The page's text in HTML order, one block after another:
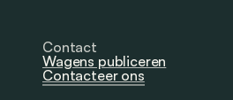
Contact
Wagens publiceren
Contacteer ons